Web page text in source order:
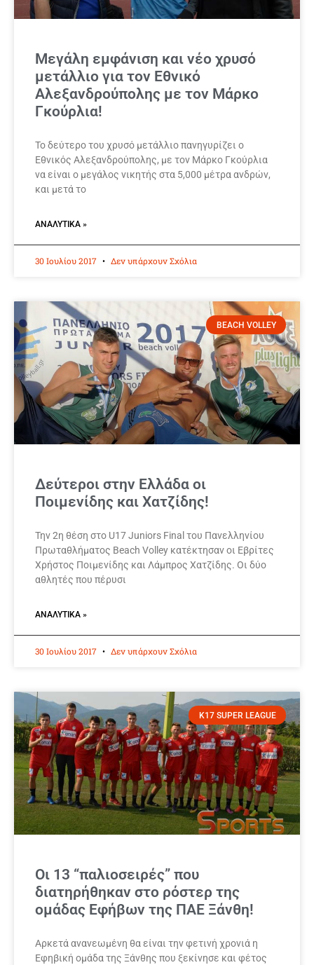
Μεγάλη εμφάνιση και νέο χρυσό
μετάλλιο για τον Εθνικό
Αλεξανδρούπολης με τον Μάρκο
Γκούρλια!
Το δεύτερο του χρυσό μετάλλιο πανηγυρίζει ο
Εθνικός Αλεξανδρούπολης, με τον Μάρκο Γκούρλια
να είναι ο μεγάλος νικητής στα 5,000 μέτρα ανδρών,
και μετά το
ΑΝΑΛΥΤΙΚΆ »
30 Ιουλίου 2017 Δεν υπάρχουν Σχόλια
BEACH VOLLEY
Δεύτεροι στην Ελλάδα οι
Ποιμενίδης και Χατζίδης!
Την 2η θέση στο U17 Juniors Final του Πανελληνίου
Πρωταθλήματος Beach Volley κατέκτησαν οι Εβρίτες
Χρήστος Ποιμενίδης και Λάμπρος Χατζίδης. Οι δύο
αθλητές που πέρυσι
ΑΝΑΛΥΤΙΚΆ »
30 Ιουλίου 2017 Δεν υπάρχουν Σχόλια
K17 SUPER LEAGUE
Οι 13 “παλιοσειρές” που
διατηρήθηκαν στο ρόστερ της
ομάδας Εφήβων της ΠΑΕ Ξάνθη!
Αρκετά ανανεωμένη θα είναι την φετινή χρονιά η
Εφηβική ομάδα της Ξάνθης που ξεκίνησε και φέτος